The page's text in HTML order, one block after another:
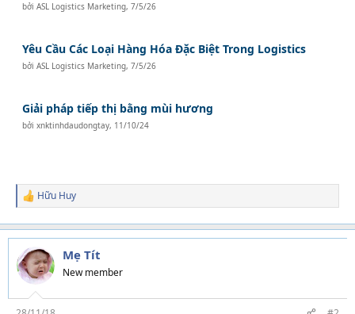
bởiASL Logistics Marketing,7/5/26
Yêu Cầu Các Loại Hàng Hóa Đặc Biệt Trong Logistics
bởiASL Logistics Marketing,7/5/26
Giải pháp tiếp thị bằng mùi hương
bởixnktinhdaudongtay, 11/10/24
R
a
c
t
i
o
s
Hữu Huy
Mẹ Tít
New member